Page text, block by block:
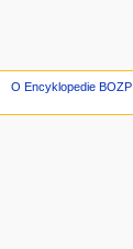
O Encyklopedie BOZP